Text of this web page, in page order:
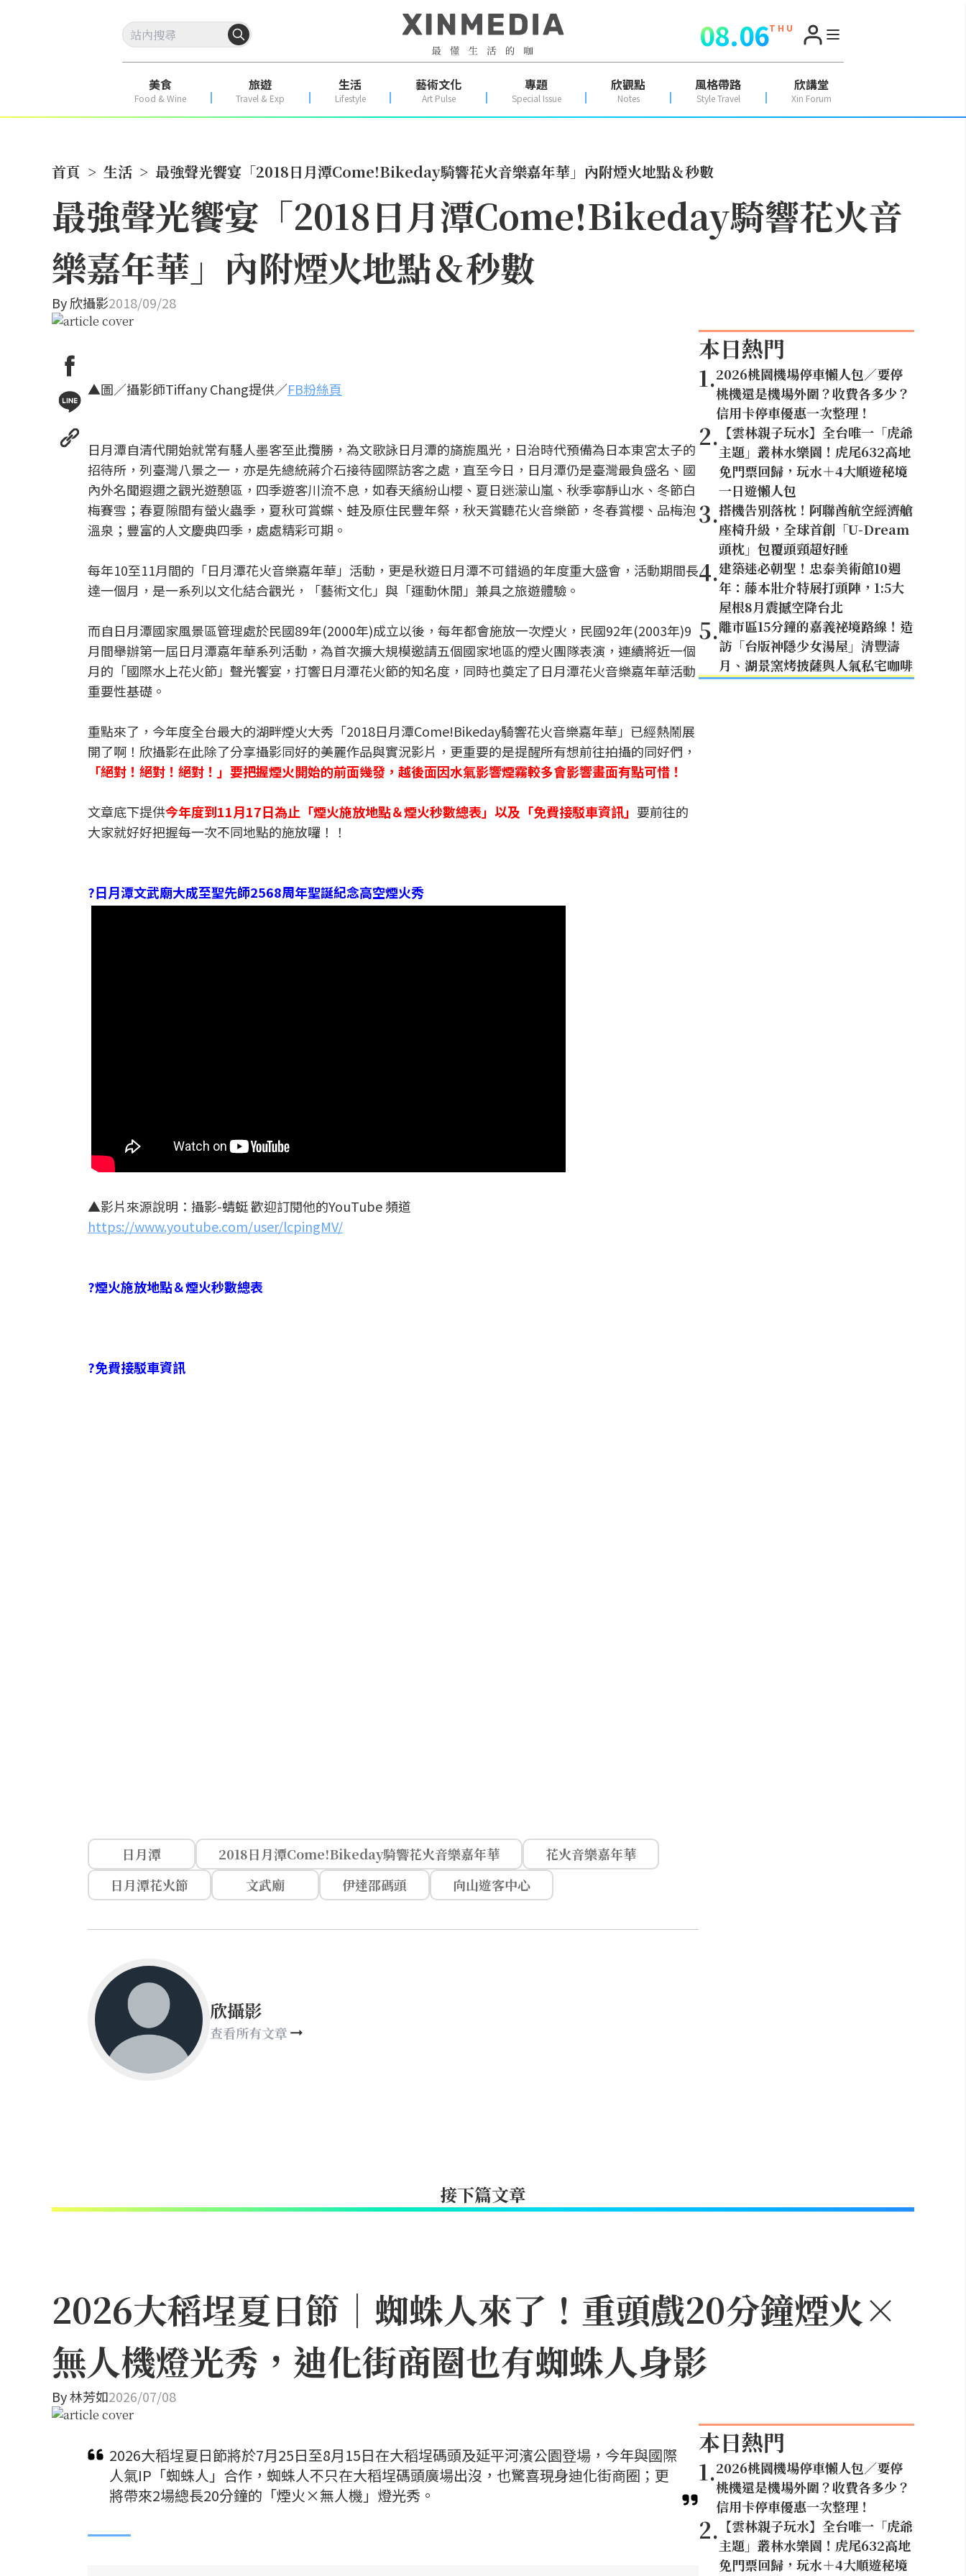
08.06T H U
美食
Food & Wine
旅遊
Travel & Exp
生活
Lifestyle
藝術文化
Art Pulse
專題
Special Issue
欣觀點
Notes
風格帶路
Style Travel
欣講堂
Xin Forum
首頁 > 生活 > 最強聲光饗宴「2018日月潭Come!Bikeday騎響花火音樂嘉年華」內附煙火地點＆秒數
最強聲光饗宴「2018日月潭Come!Bikeday騎響花火音
樂嘉年華」內附煙火地點＆秒數
By欣攝影2018/09/28
▲圖／攝影師Tiffany Chang提供／FB粉絲頁
日月潭自清代開始就常有騷人墨客至此攬勝，為文歌詠日月潭的旖旎風光，日治時代預備為日本東宮太子的
招待所，列臺灣八景之一，亦是先總統蔣介石接待國際訪客之處，直至今日，日月潭仍是臺灣最負盛名、國
內外名聞遐邇之觀光遊憩區，四季遊客川流不息，如春天繽紛山櫻、夏日迷濛山嵐、秋季寧靜山水、冬節白
梅賽雪；春夏隙間有螢火蟲季，夏秋可賞蝶、蛙及原住民豐年祭，秋天賞聽花火音樂節，冬春賞櫻、品梅泡
溫泉；豐富的人文慶典四季，處處精彩可期。
每年10至11月間的「日月潭花火音樂嘉年華」活動，更是秋遊日月潭不可錯過的年度重大盛會，活動期間長
達一個月，是一系列以文化結合觀光，「藝術文化」與「運動休閒」兼具之旅遊體驗。
而自日月潭國家風景區管理處於民國89年(2000年)成立以後，每年都會施放一次煙火，民國92年(2003年)9
月間舉辦第一屆日月潭嘉年華系列活動，為首次擴大規模邀請五個國家地區的煙火團隊表演，連續將近一個
月的「國際水上花火節」聲光饗宴，打響日月潭花火節的知名度，同時也奠定了日月潭花火音樂嘉年華活動
重要性基礎。
重點來了，今年度全台最大的湖畔煙火大秀「2018日月潭Come!Bikeday騎響花火音樂嘉年華」已經熱鬧展
開了啊！欣攝影在此除了分享攝影同好的美麗作品與實況影片，更重要的是提醒所有想前往拍攝的同好們，
「絕對！絕對！絕對！」要把握煙火開始的前面幾發，越後面因水氣影響煙霧較多會影響畫面有點可惜！
文章底下提供今年度到11月17日為止「煙火施放地點＆煙火秒數總表」以及「免費接駁車資訊」 要前往的
大家就好好把握每一次不同地點的施放囉！！
?日月潭文武廟大成至聖先師2568周年聖誕紀念高空煙火秀
▲影片來源說明：攝影-蜻蜓 歡迎訂閱他的YouTube 頻道
https://www.youtube.com/user/lcpingMV/
?煙火施放地點＆煙火秒數總表
?免費接駁車資訊
日月潭 2018日月潭Come!Bikeday騎響花火音樂嘉年華
花火音樂嘉年華
日月潭花火節
文武廟 伊達邵碼頭 向山遊客中心
欣攝影
查看所有文章
本日熱門
1.2026桃園機場停車懶人包／要停
桃機還是機場外圍？收費各多少？
信用卡停車優惠一次整理！
2. 【雲林親子玩水】全台唯一「虎爺
主題」叢林水樂園！虎尾632高地
免門票回歸，玩水＋4大順遊秘境
一日遊懶人包
3.搭機告別落枕！阿聯酋航空經濟艙
座椅升級，全球首創「U-Dream
頭枕」包覆頭頸超好睡
4.建築迷必朝聖！忠泰美術館10週
年：藤本壯介特展打頭陣，1:5大
屋根8月震撼空降台北
5.離市區15分鐘的嘉義祕境路線！造
訪「台版神隱少女湯屋」清豐濤
月、湖景窯烤披薩與人氣私宅咖啡
接下篇文章
2026大稻埕夏日節｜蜘蛛人來了！重頭戲20分鐘煙火×
無人機燈光秀，迪化街商圈也有蜘蛛人身影
By林芳如2026/07/08
2026大稻埕夏日節將於7月25日至8月15日在大稻埕碼頭及延平河濱公園登場，今年與國際
人氣IP「蜘蛛人」合作，蜘蛛人不只在大稻埕碼頭廣場出沒，也驚喜現身迪化街商圈；更
將帶來2場總長20分鐘的「煙火×無人機」燈光秀。
本日熱門
1.2026桃園機場停車懶人包／要停
桃機還是機場外圍？收費各多少？
信用卡停車優惠一次整理！
2. 【雲林親子玩水】全台唯一「虎爺
主題」叢林水樂園！虎尾632高地
免門票回歸，玩水＋4大順遊秘境